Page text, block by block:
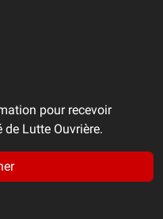
pour recevoir
Lutte Ouvrière.